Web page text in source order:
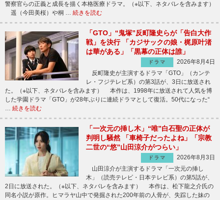
警察官らの正義と成長を描く本格医療ドラマ。（※以下、ネタバレを含みます）
遥（今田美桜）や桐 … 続きを読む
「GTO」“鬼塚”反町隆史らが「告白大作
戦」を決行 「カジサックの娘・梶原叶渚
は華がある」「黒幕の正体は誰」
ドラマ
2026年8月4日
反町隆史が主演するドラマ「GTO」（カンテ
レ・フジテレビ系）の第3話が、3日に放送され
た。（※以下、ネタバレを含みます） 本作は、1998年に放送されて人気を博
した学園ドラマ「GTO」が28年ぶりに連続ドラマとして復活。50代になった“
… 続きを読む
「一次元の挿し木」“唯”白石聖の正体が
判明し騒然 「車椅子だったよね」「宗教
二世の“悠”山田涼介がつらい」
ドラマ
2026年8月3日
山田涼介が主演するドラマ「一次元の挿し
木」（読売テレビ・日本テレビ系）の第5話が、
2日に放送された。（※以下、ネタバレを含みます） 本作は、松下龍之介氏の
同名小説が原作。ヒマラヤ山中で発掘された200年前の人骨が、失踪した妹の